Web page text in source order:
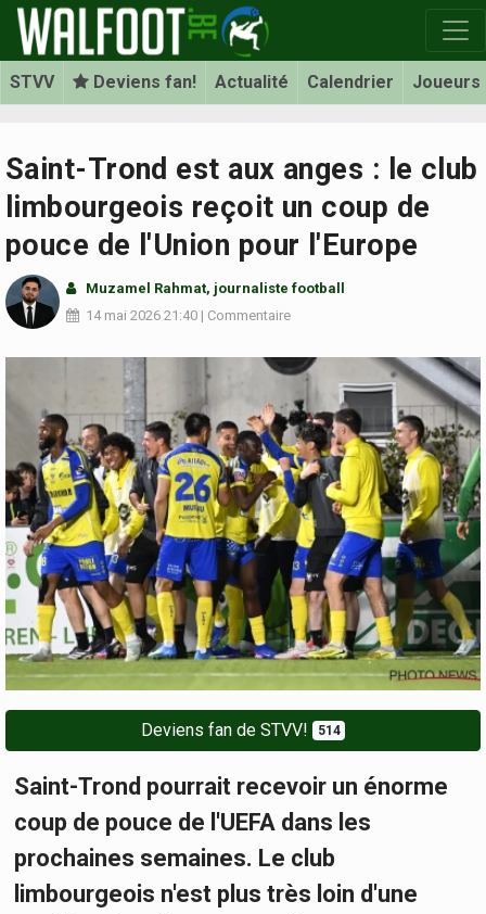
STVV Deviens fan! Actualité Calendrier Joueurs
Saint-Trond est aux anges : le club
limbourgeois reçoit un coup de
pouce de l'Union pour l'Europe
Muzamel Rahmat, journaliste football
14 mai 2026 21:40 | Commentaire
Deviens fan de STVV! 514
Saint-Trond pourrait recevoir un énorme
coup de pouce de l'UEFA dans les
prochaines semaines. Le club
limbourgeois n'est plus très loin d'une